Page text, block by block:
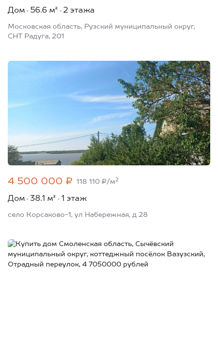
Дом 56.6 м² 2 этажа
Московская область, Рузский муниципальный округ,
СНТ Радуга, 201
4 500 000 ₽ 118 110 ₽/м 2
Дом 38.1 м² 1 этаж
село Корсаково-1, ул Набережная, д 28